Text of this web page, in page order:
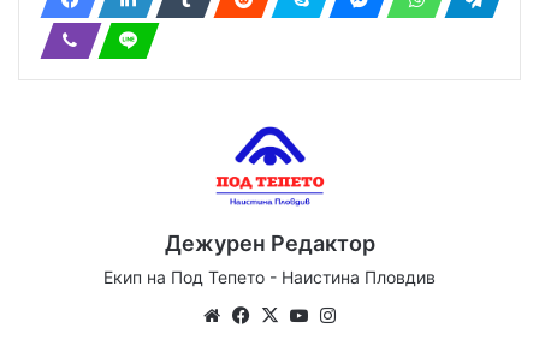
Дежурен Редактор
Екип на Под Тепето - Наистина Пловдив
WebsiteFacebook
X YouTube